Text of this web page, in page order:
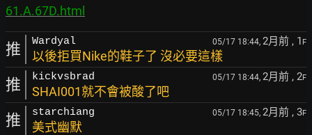
61.A.67D.html
推 Wardyal 05/17 18:44, 2月前 , 1 F
以後拒買Nike的鞋子了 沒必要這樣
推 kickvsbrad 05/17 18:44, 2月前 , 2F
SHAI001就不會被酸了吧
推 starchiang 05/17 18:45, 2月前 , 3F
美式幽默